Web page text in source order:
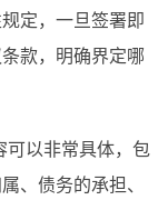
定，一旦签署即
款，明确界定哪
可以非常具体，包
、债务的承担、